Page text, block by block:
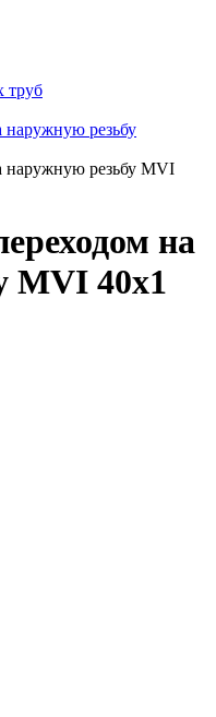
труб
наружную резьбу
наружную резьбу MVI
на
MVI 40х1